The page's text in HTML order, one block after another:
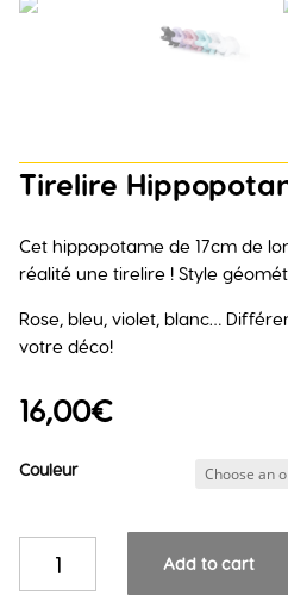
Tirelire
Cet hippopotame de 17cm de
réalité une tirelire ! Style
Rose, bleu, violet, blanc…
votre déco!
16,00€
Couleur
Hippopotame
Add to cart